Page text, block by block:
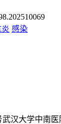
感染
汉大学中南